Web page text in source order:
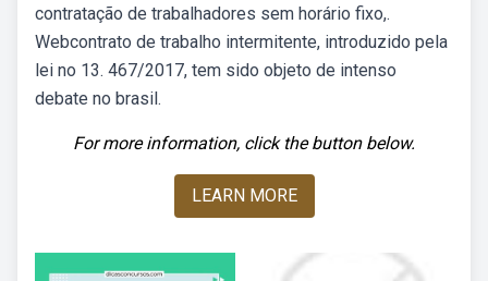
contratação de trabalhadores sem horário fixo,.
Webcontrato de trabalho intermitente, introduzido pela
lei no 13. 467/2017, tem sido objeto de intenso
debate no brasil.
For more information, click the button below.
LEARN MORE